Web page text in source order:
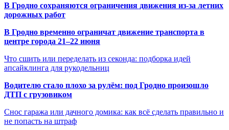
В Гродно сохраняются ограничения движения из-за летних
дорожных работ
В Гродно временно ограничат движение транспорта в
центре города 21–22 июня
Что сшить или переделать из секонда: подборка идей
апсайклинга для рукодельниц
Водителю стало плохо за рулём: под Гродно произошло
ДТП с грузовиком
Снос гаража или дачного домика: как всё сделать правильно и
не попасть на штраф